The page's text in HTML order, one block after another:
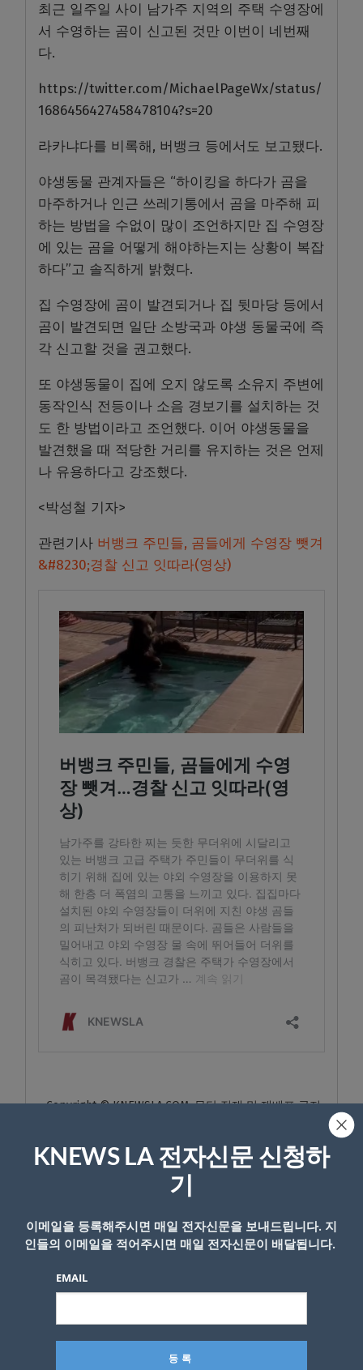
최근 일주일 사이 남가주 지역의 주택 수영장에
서 수영하는 곰이 신고된 것만 이번이 네번째
다.
https://twitter.com/MichaelPageWx/status/
1686456427458478104?s=20
라카냐다를 비록해, 버뱅크 등에서도 보고됐다.
야생동물 관계자들은 “하이킹을 하다가 곰을
마주하거나 인근 쓰레기통에서 곰을 마주해 피
하는 방법을 수없이 많이 조언하지만 집 수영장
에 있는 곰을 어떻게 해야하는지는 상황이 복잡
하다”고 솔직하게 밝혔다.
집 수영장에 곰이 발견되거나 집 뒷마당 등에서
곰이 발견되면 일단 소방국과 야생 동물국에 즉
각 신고할 것을 권고했다.
또 야생동물이 집에 오지 않도록 소유지 주변에
동작인식 전등이나 소음 경보기를 설치하는 것
도 한 방법이라고 조언했다. 이어 야생동물을
발견했을 때 적당한 거리를 유지하는 것은 언제
나 유용하다고 강조했다.
<박성철 기자>
관련기사 버뱅크 주민들, 곰들에게 수영장 뺏겨
&#8230;경찰 신고 잇따라(영상)
- Copyright © KNEWSLA.COM, 무단 전재 및 재배포 금지
답글 남기기
*
KNEWS LA 전자신문 신청하
기
이메일을 등록해주시면 매일 전자신문을 보내드립니다. 지
인들의 이메일을 적어주시면 매일 전자신문이 배달됩니다.
EMAIL